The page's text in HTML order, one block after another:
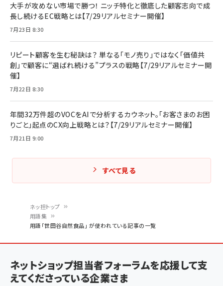
ン
く
ず
ネッ担トップ
用語集
用語「世田谷自然食品」 が使われている記事の一覧
大手が攻めない市場で勝つ！ ニッチ特化と徹底した顧客志向で成
長し続けるEC戦略とは【7/29リアルセミナー開催】
7月23日 8:30
リピート顧客を生む秘訣は？ 単なる「モノ売り」ではなく「価値共
創」で顧客に“選ばれ続ける”プラスの戦略【7/29リアルセミナー開
催】
7月22日 8:30
年間32万件超のVOCをAIで分析するカウネット。「お客さまのお困
りごと」起点のCX向上戦略とは？【7/29リアルセミナー開催】
7月21日 9:00
すべて見る
ネットショップ担当者フォーラムを応援して支
えてくださっている企業さま